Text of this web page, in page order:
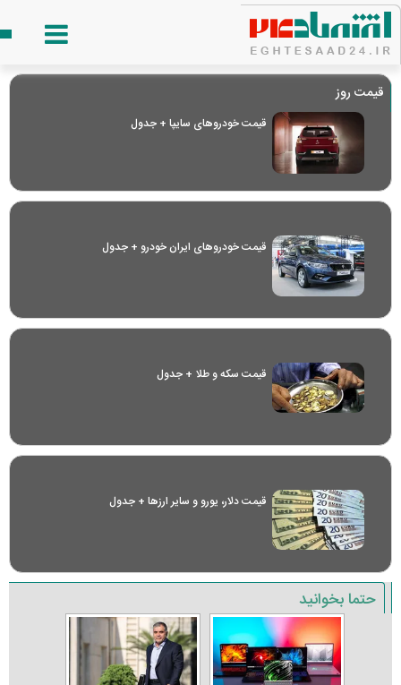
قیمت روز
قیمت خودرو‌های سایپا + جدول
قیمت خودرو‌های ایران خودرو + جدول
قیمت سکه و طلا + جدول
قیمت دلار، یورو و سایر ارز‌ها + جدول
حتما بخوانید